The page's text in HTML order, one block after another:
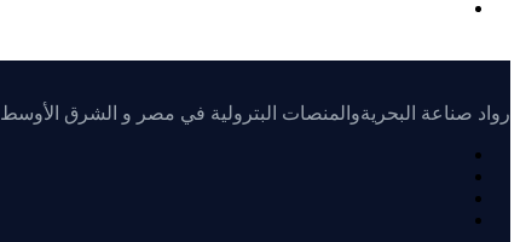
رواد صناعة البحريةوالمنصات البترولية في مصر و الشرق الأوسط